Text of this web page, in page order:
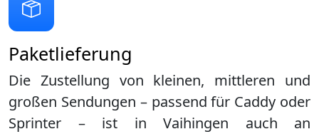
Paketlieferung
Die Zustellung von kleinen, mittleren und
großen Sendungen – passend für Caddy oder
Sprinter – ist in Vaihingen auch an